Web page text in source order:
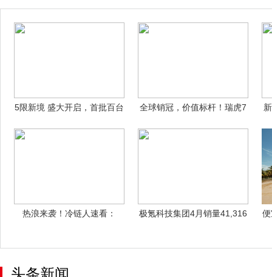
5限新境 盛大开启，首批百台
全球销冠，价值标杆！瑞虎7
热浪来袭！冷链人速看：
极氪科技集团4月销量41,316
头条新闻